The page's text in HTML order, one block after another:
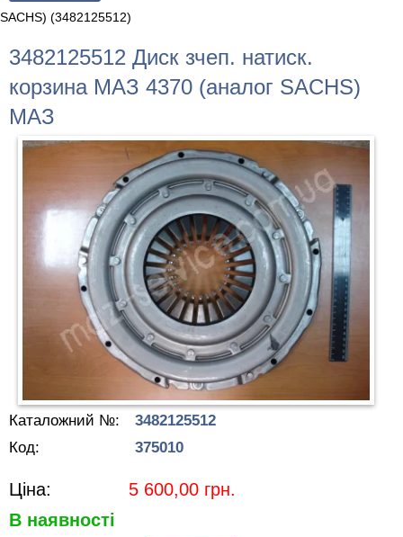
SACHS) (3482125512)
3482125512 Диск зчеп. натиск.
корзина МАЗ 4370 (аналог SACHS)
МАЗ
Каталожний №:
3482125512
Код:
375010
Ціна: 5 600,00 грн.
В наявності